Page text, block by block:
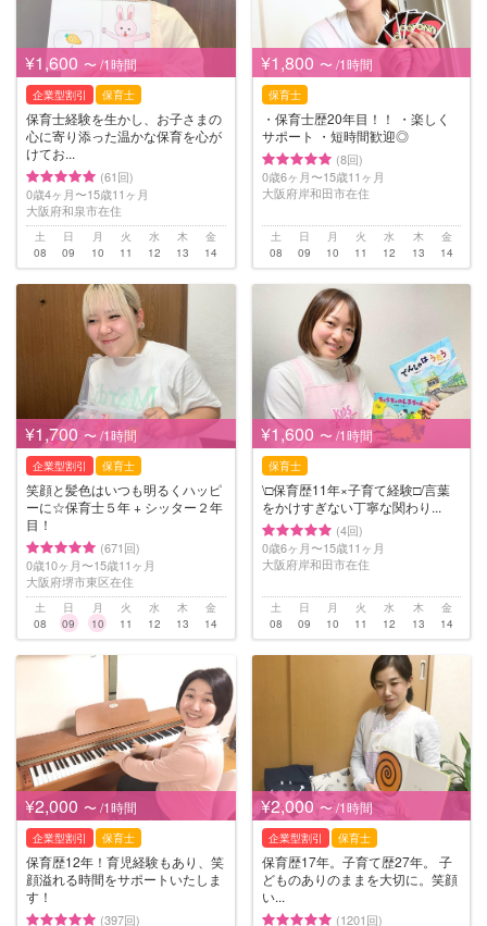
¥1,600 〜 /1時間
企業型割引 保育士
保育士経験を生かし、お子さまの
心に寄り添った温かな保育を心が
けてお...
(61回)
0歳4ヶ月〜15歳11ヶ月
大阪府和泉市在住
土
08
日
09
月
10
火
11
水
12
木
13
金
14
¥1,800 〜 /1時間
保育士
・保育士歴20年目！！ ・楽しく
サポート ・短時間歓迎◎
(8回)
0歳6ヶ月〜15歳11ヶ月
大阪府岸和田市在住
土
08
日
09
月
10
火
11
水
12
木
13
金
14
¥1,700 〜 /1時間
企業型割引 保育士
笑顔と髪色はいつも明るくハッピ
ーに☆保育士５年 + シッター２年
目！
(671回)
0歳10ヶ月〜15歳11ヶ月
大阪府堺市東区在住
土
08
日
09
月
10
火
11
水
12
木
13
金
14
¥1,600 〜 /1時間
保育士
\□︎保育歴11年×子育て経験□︎/言葉
をかけすぎない丁寧な関わり...
(4回)
0歳6ヶ月〜15歳11ヶ月
大阪府岸和田市在住
土
08
日
09
月
10
火
11
水
12
木
13
金
14
¥2,000 〜 /1時間
企業型割引 保育士
保育歴12年！育児経験もあり、笑
顔溢れる時間をサポートいたしま
す！
(397回)
¥2,000 〜 /1時間
企業型割引 保育士
保育歴17年。子育て歴27年。 子
どものありのままを大切に。笑顔
い...
(1201回)